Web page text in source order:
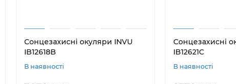
Сонцезахисні окуляри INVU
IB12618B
В наявності
Сонцезахисні
IB12621C
В наявності